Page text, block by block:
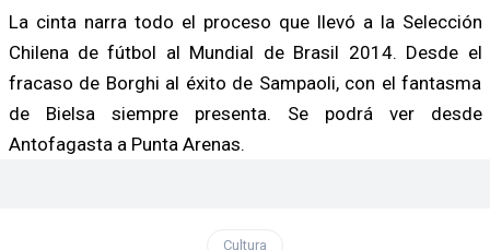
La cinta narra todo el proceso que llevó a la Selección
Chilena de fútbol al Mundial de Brasil 2014. Desde el
fracaso de Borghi al éxito de Sampaoli, con el fantasma
de Bielsa siempre presenta. Se podrá ver desde
Antofagasta a Punta Arenas.
Cultura